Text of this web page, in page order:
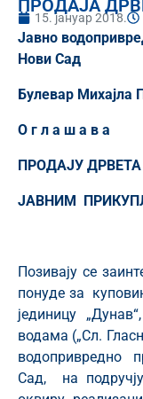
ПРОДАЈА
15. јануар 2018.
Јавно
Нови Сад
Булевар Михајла
О г л а ш а в а
ПРОДАЈУ
ЈАВНИМ
Позивају се
понуде за
јединицу
водама („Сл.
водопривредно
Сад, на